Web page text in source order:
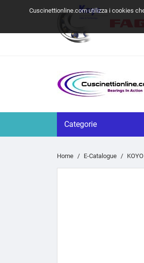
Cuscinettionline.com utilizza i cookies
Categorie
Home E-Catalogue KOYO